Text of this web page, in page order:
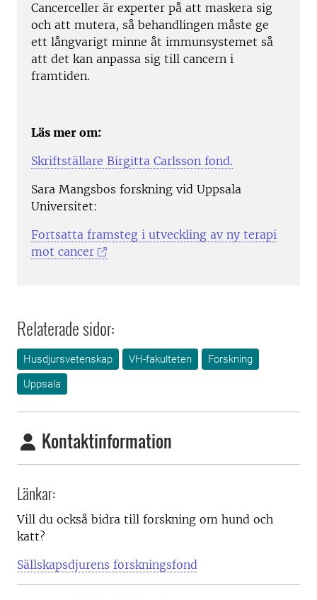
Cancerceller är experter på att maskera sig
och att mutera, så behandlingen måste ge
ett långvarigt minne åt immunsystemet så
att det kan anpassa sig till cancern i
framtiden.
Läs mer om:
Skriftställare Birgitta Carlsson fond.
Sara Mangsbos forskning vid Uppsala
Universitet:
Fortsatta framsteg i utveckling av ny terapi
mot cancer
Relaterade sidor:
Husdjursvetenskap VH-fakulteten
Forskning
Uppsala
Kontaktinformation
Länkar:
Vill du också bidra till forskning om hund och
katt?
Sällskapsdjurens forskningsfond